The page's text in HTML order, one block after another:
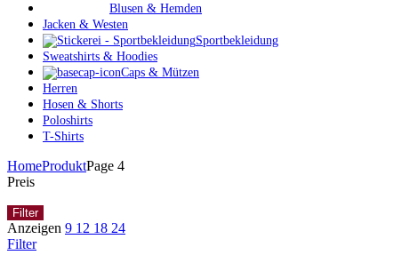
Blusen & Hemden
Jacken & Westen
Sportbekleidung
Sweatshirts & Hoodies
Caps & Mützen
Herren
Hosen & Shorts
Poloshirts
T-Shirts
HomeProduktPage 4
Preis
Filter
Anzeigen 9 12 18 24
Filter